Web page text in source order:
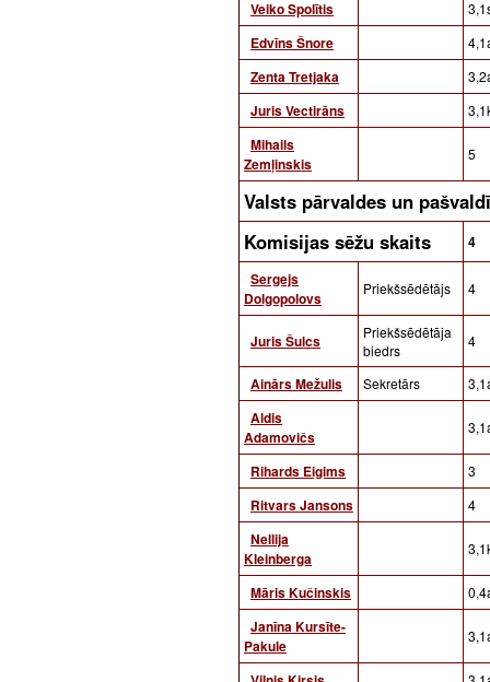
Veiko Spolītis
Edvīns Šnore
Zenta Tretjaka
Juris Vectirāns
Mihails
Zemļinskis
5
Valsts pārvaldes un
Komisijas sēžu skaits
4
Sergejs
Dolgopolovs
Priekšsēdētājs 4
Juris Šulcs
Priekšsēdētāja
biedrs
4
Ainārs Mežulis Sekretārs
Aldis
Adamovičs
Rihards Eigims 3
Ritvars Jansons 4
Nellija
Kleinberga
Māris Kučinskis
Janīna Kursīte-
Pakule